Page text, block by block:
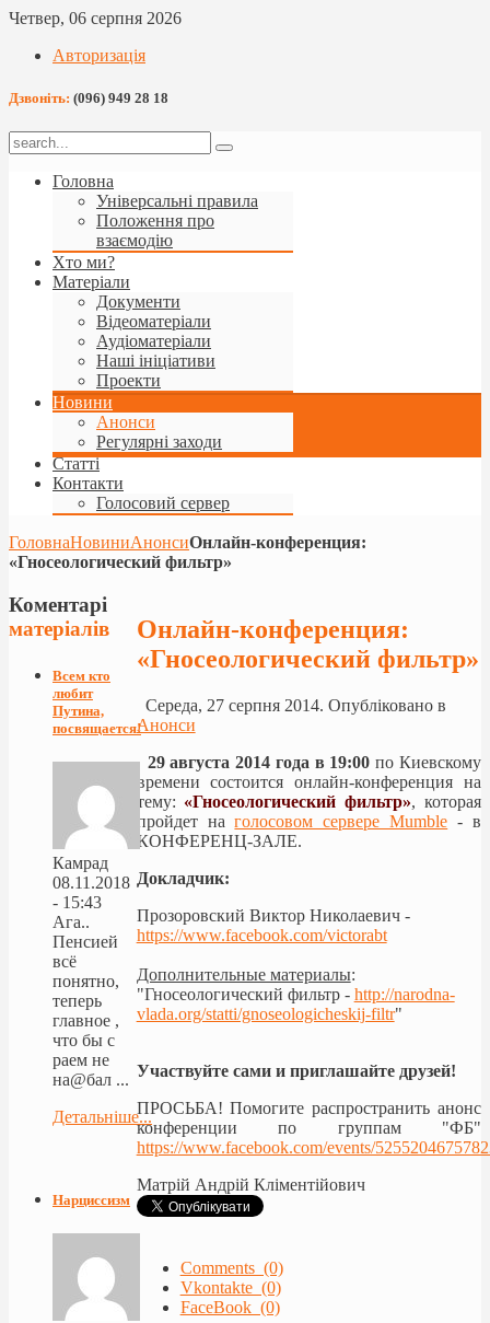
Четвер, 06 серпня 2026
Авторизація
Дзвоніть: (096) 949 28 18
Головна
Універсальні правила
Положення про
взаємодію
Хто ми?
Матеріали
Документи
Відеоматеріали
Аудіоматеріали
Наші ініціативи
Проекти
Новини
Анонси
Регулярні заходи
Статті
Контакти
Голосовий сервер
ГоловнаНовиниАнонсиОнлайн-конференция:
«Гносеологический фильтр»
Онлайн-конференция:
«Гносеологический фильтр»
Середа, 27 серпня 2014. Опубліковано в
Анонси
29 августа 2014 года в 19:00 по Киевскому
времени состоится онлайн-конференция на
тему: «Гносеологический фильтр», которая
пройдет наголосовом сервере Mumble - в
КОНФЕРЕНЦ-ЗАЛЕ.
Докладчик:
Прозоровский Виктор Николаевич -
https://www.facebook.com/victorabt
Дополнительные материалы:
"Гносеологический фильтр - http://narodna-
vlada.org/statti/gnoseologicheskij-filtr"
Участвуйте сами и приглашайте друзей!
ПРОСЬБА! Помогите распространить анонс
конференции по группам "ФБ"
https://www.facebook.com/events/
Матрій Андрій Кліментійович
Comments (0)
Vkontakte (0)
FaceBook (0)
Коментарі
матеріалів
Всем кто
любит
Путина,
посвящается!
Камрад
08.11.2018
- 15:43
Ага..
Пенсией
всё
понятно,
теперь
главное ,
что бы с
раем не
на@бал ...
Детальніше...
Нарциссизм